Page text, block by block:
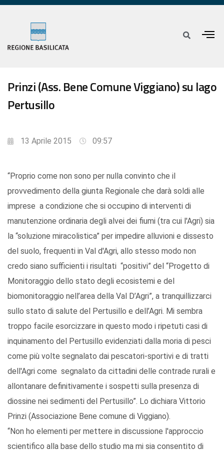
Prinzi (Ass. Bene Comune Viggiano) su lago
Pertusillo
13 Aprile 2015 09:57
“Proprio come non sono per nulla convinto che il
provvedimento della giunta Regionale che darà soldi alle
imprese a condizione che si occupino di interventi di
manutenzione ordinaria degli alvei dei fiumi (tra cui l'Agri) sia
la “soluzione miracolistica” per impedire alluvioni e dissesto
del suolo, frequenti in Val d'Agri, allo stesso modo non
credo siano sufficienti i risultati “positivi” del “Progetto di
Monitoraggio dello stato degli ecosistemi e del
biomonitoraggio nell’area della Val D’Agri”, a tranquillizzarci
sullo stato di salute del Pertusillo e dell’Agri. Mi sembra
troppo facile esorcizzare in questo modo i ripetuti casi di
inquinamento del Pertusillo evidenziati dalla moria di pesci
come più volte segnalato dai pescatori-sportivi e di tratti
dell'Agri come segnalato da cittadini delle contrade rurali e
allontanare definitivamente i sospetti sulla presenza di
diossine nei sedimenti del Pertusillo”. Lo dichiara Vittorio
Prinzi (Associazione Bene comune di Viggiano).
“Non ho elementi per mettere in discussione l'approccio
scientifico alla base dello studio ma mi sia consentito di